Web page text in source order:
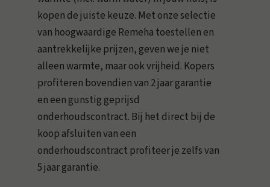
kopen de juiste keuze. Met onze selectie
van hoogwaardige Remeha toestellen en
aantrekkelijke prijzen, geven we je niet
alleen warmte, maar ook vrijheid. Kopers
profiteren bovendien van 2 jaar garantie
en een gunstig geprijsd
onderhoudscontract. Bij het direct bij de
koop afsluiten van een
onderhoudscontract profiteer je zelfs van
5 jaar garantie.